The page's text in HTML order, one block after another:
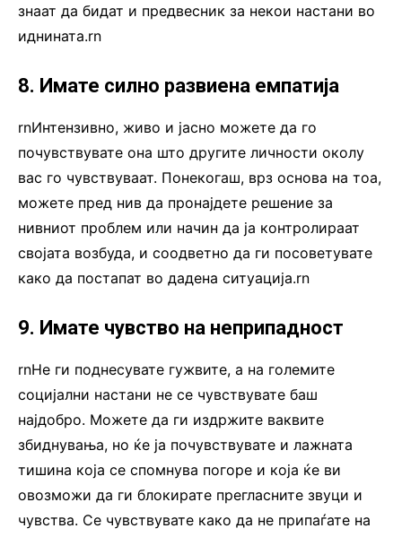
знаат да бидат и предвесник за некои настани во
иднината.rn
8. Имате силно развиена емпатија
rnИнтензивно, живо и јасно можете да го
почувствувате она што другите личности околу
вас го чувствуваат. Понекогаш, врз основа на тоа,
можете пред нив да пронајдете решение за
нивниот проблем или начин да ја контролираат
својата возбуда, и соодветно да ги посоветувате
како да постапат во дадена ситуација.rn
9. Имате чувство на неприпадност
rnНе ги поднесувате гужвите, а на големите
социјални настани не се чувствувате баш
најдобро. Можете да ги издржите ваквите
збиднувања, но ќе ја почувствувате и лажната
тишина која се спомнува погоре и која ќе ви
овозможи да ги блокирате прегласните звуци и
чувства. Се чувствувате како да не припаѓате на